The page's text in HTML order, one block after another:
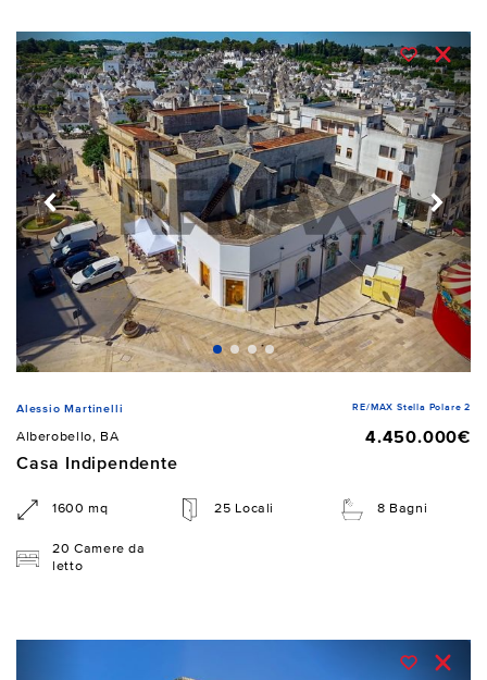
Alessio Martinelli RE/MAX Stella Polare 2
Alberobello, BA
4.450.000€
Casa Indipendente
1600 mq 25 Locali 8 Bagni
20 Camere da
letto